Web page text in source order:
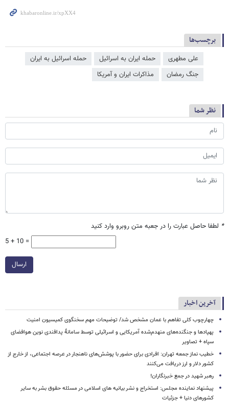
برچسب‌ها
علی مطهری حمله ایران به اسرائیل
حمله اسرائیل به ایران
جنگ رمضان
مذاکرات ایران و آمریکا
نظر شما
* لطفا حاصل عبارت را در جعبه متن روبرو وارد کنید
5 + 10 =
ارسال
آخرین اخبار
چهارچوب کلی تفاهم با عمان مشخص شد/ توضیحات مهم سخنگوی کمیسیون امنیت
پهپادها و جنگنده‌های منهدم‌شده آمریکایی و اسرائیلی توسط سامانۀ پدافندی نوین هوافضای
سپاه + تصاویر
خطیب نماز جمعه تهران: افرادی برای حضور با پوشش‌های ناهنجار در عرصه اجتماعی، از خارج از
کشور دلار و ارز دریافت می‌کنند
رهبر شهید در جمع خبرنگاران!
پیشنهاد نماینده مجلس: استخراج و نشر بیانیه های اسلامی در مسئله حقوق بشر به سایر
کشورهای دنیا + جزئیات